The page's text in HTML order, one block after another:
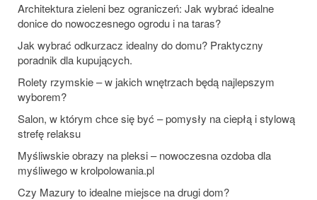
Architektura zieleni bez ograniczeń: Jak wybrać idealne
donice do nowoczesnego ogrodu i na taras?
Jak wybrać odkurzacz idealny do domu? Praktyczny
poradnik dla kupujących.
Rolety rzymskie – w jakich wnętrzach będą najlepszym
wyborem?
Salon, w którym chce się być – pomysły na ciepłą i stylową
strefę relaksu
Myśliwskie obrazy na pleksi – nowoczesna ozdoba dla
myśliwego w krolpolowania.pl
Czy Mazury to idealne miejsce na drugi dom?